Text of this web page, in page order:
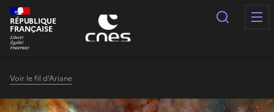
Panneau de gestion des cookies
RÉPUBLIQUE
FRANÇAISE
Voir le fil d'Ariane